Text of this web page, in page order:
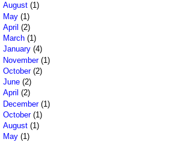
August (1)
May (1)
April (2)
March (1)
January (4)
November(1)
October(2)
June (2)
April (2)
December(1)
October(1)
August (1)
May (1)